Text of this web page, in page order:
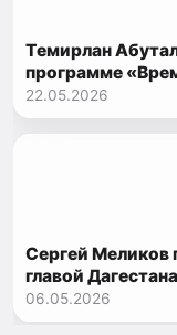
Темирлан
программе
22.05.2026
Сергей Меликов
главой Дагестана
06.05.2026